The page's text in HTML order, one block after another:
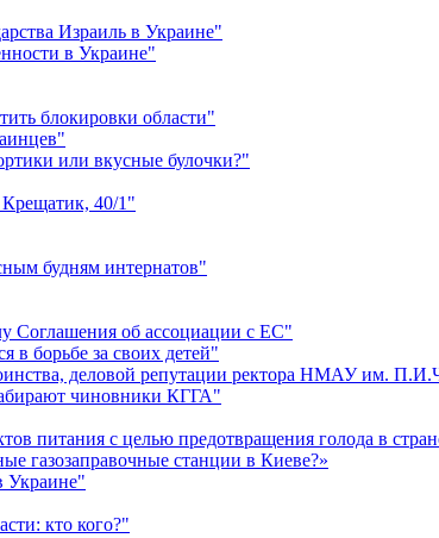
Израиль в Украине"
в Украине"
блокировки области"
или вкусные булочки?"
Крещатик, 40/1"
будням интернатов"
Соглашения об ассоциации с ЕС"
борьбе за своих детей"
деловой репутации ректора НМАУ им.
чиновники КГГА"
питания с целью предотвращения голода в
газозаправочные станции в Киеве?»
Украине"
кто кого?"